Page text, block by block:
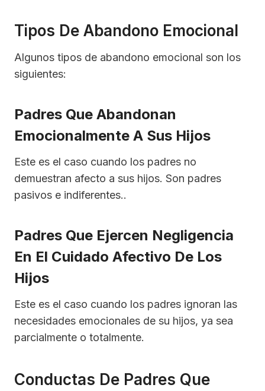
Tipos De Abandono Emocional
Algunos tipos de abandono emocional son los
siguientes:
Padres Que Abandonan
Emocionalmente A Sus Hijos
Este es el caso cuando los padres no
demuestran afecto a sus hijos. Son padres
pasivos e indiferentes..
Padres Que Ejercen Negligencia
En El Cuidado Afectivo De Los
Hijos
Este es el caso cuando los padres ignoran las
necesidades emocionales de su hijos, ya sea
parcialmente o totalmente.
Conductas De Padres Que